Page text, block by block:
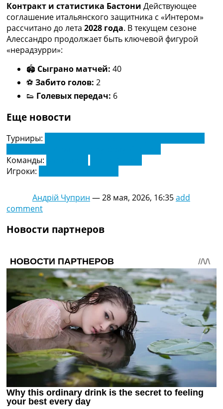
Контракт и статистика Бастони Действующее
соглашение итальянского защитника с «Интером»
рассчитано до лета 2028 года. В текущем сезоне
Алессандро продолжает быть ключевой фигурой
«нерадзурри»:
🏟 Сыграно матчей: 40
⚽️ Забито голов: 2
👟 Голевых передач: 6
Еще новости
Турниры:
Команды:
Игроки:
Андрій Чуприн —28 мая, 2026, 16:35add
comment
Новости партнеров